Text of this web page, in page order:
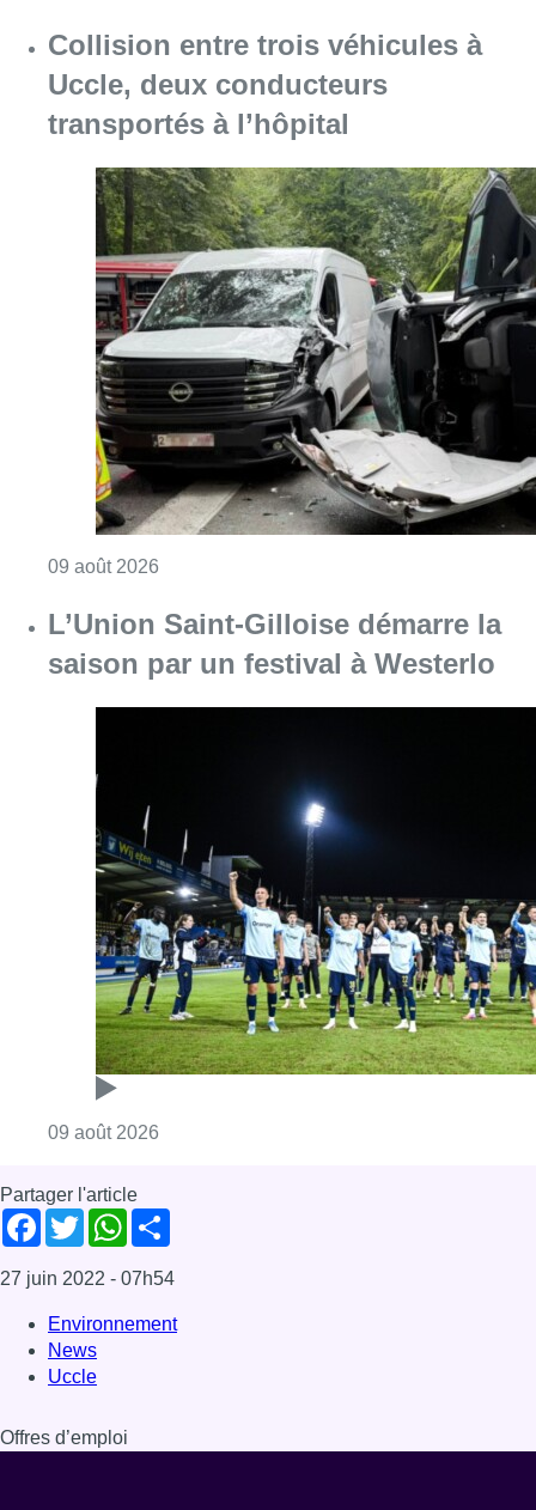
Collision entre trois véhicules à
Uccle, deux conducteurs
transportés à l’hôpital
09 août 2026
L’Union Saint-Gilloise démarre la
saison par un festival à Westerlo
09 août 2026
Partager l'article
Facebook
TwitterWhatsApp
27 juin 2022 - 07h54
Environnement
News
Uccle
Offres d’emploi